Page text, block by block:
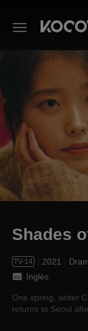
Shades
Shades
TV-14 2021
Inglés
One spring, writer
returns to Seoul